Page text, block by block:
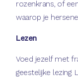
rozenkrans, of
waarop je
Lezen
Voed jezelf met
geestelijke lezing.